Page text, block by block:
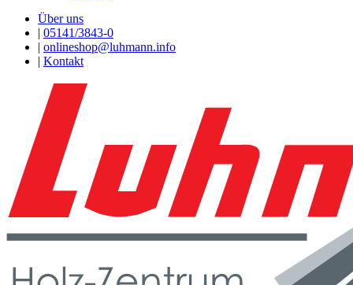
Über uns
| 05141/3843-0
| onlineshop@luhmann.info
| Kontakt